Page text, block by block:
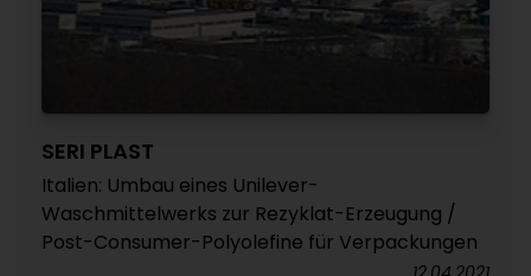
SERI PLAST
Italien: Umbau eines Unilever-
Waschmittelwerks zur Rezyklat-Erzeugung /
Post-Consumer-Polyolefine für Verpackungen